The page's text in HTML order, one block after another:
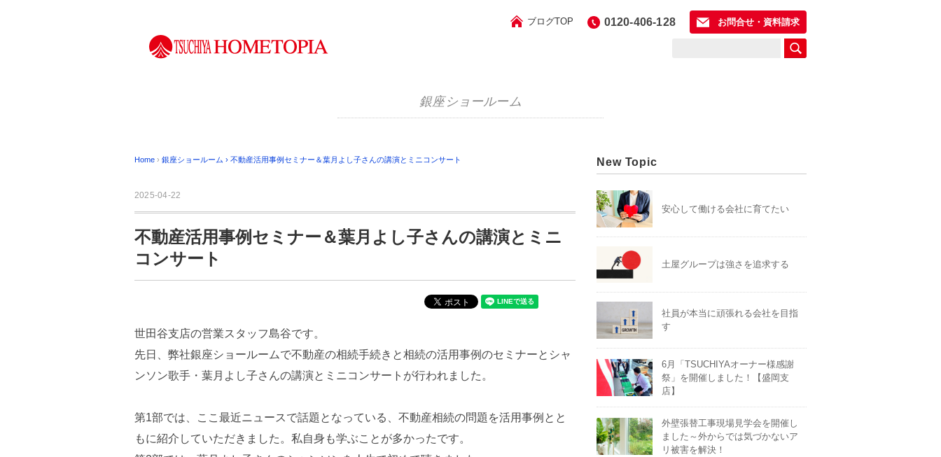
ブログTOP 0120-406-128 お問合せ・資料請求
銀座ショールーム
Home › 銀座ショールーム › 不動産活用事例セミナー＆葉月よし子さんの講演とミニコンサート
2025-04-22
不動産活用事例セミナー＆葉月よし子さんの講演とミニ
コンサート
世田谷支店の営業スタッフ島谷です。
先日、弊社銀座ショールームで不動産の相続手続きと相続の活用事例のセミナーとシャ
ンソン歌手・葉月よし子さんの講演とミニコンサートが行われました。
第1部では、ここ最近ニュースで話題となっている、不動産相続の問題を活用事例とと
もに紹介していただきました。私自身も学ぶことが多かったです。
New Topic
安心して働ける会社に育てたい
土屋グループは強さを追求する
社員が本当に頑張れる会社を目指
す
6月「TSUCHIYAオーナー様感謝
祭」を開催しました！【盛岡支
店】
外壁張替工事現場見学会を開催し
ました～外からでは気づかないア
リ被害を解決！